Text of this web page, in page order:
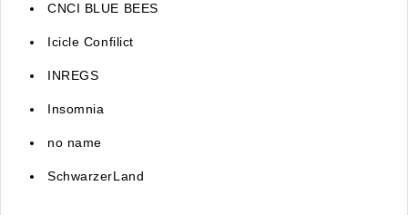
CNCI BLUE BEES
Icicle Confilict
INREGS
Insomnia
no name
SchwarzerLand